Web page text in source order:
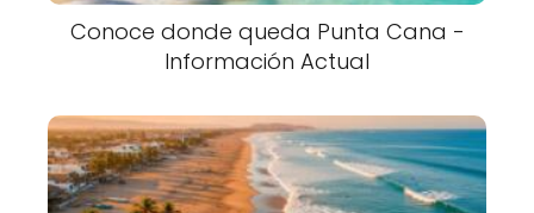
Conoce donde queda Punta Cana -
Información Actual